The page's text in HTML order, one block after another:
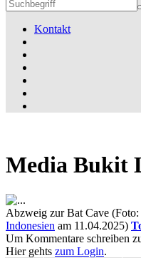
Kontakt
Media Bukit
Abzweig zur Bat Cave (Foto:
Indonesien am 11.04.2025)
Um Kommentare schreiben
Hier gehts zum Login.